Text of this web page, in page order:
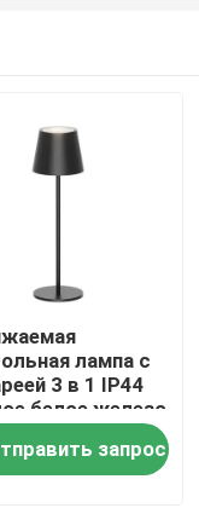
лампа с
3 в 1 IP44
белое железо
150lm
запрос